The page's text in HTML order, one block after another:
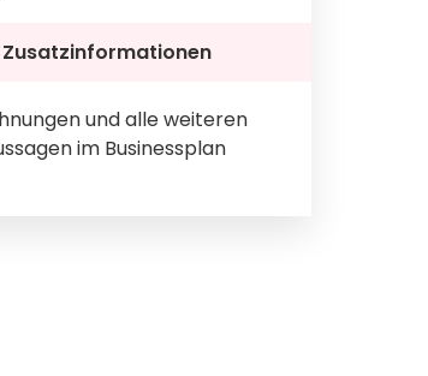
und alle weiteren
im Businessplan